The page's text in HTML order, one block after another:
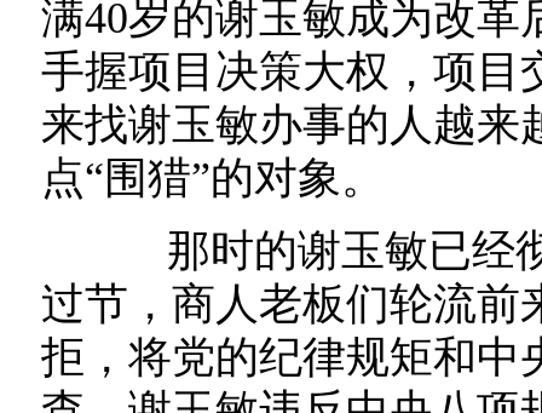
满40岁的谢玉敏成为改
手握项目决策大权，项目
来找谢玉敏办事的人越来
点“围猎”的对象。
那时的谢玉敏已经彻
过节，商人老板们轮流前
拒，将党的纪律规矩和中